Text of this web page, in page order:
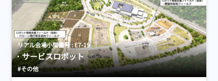
リアル会場小間番号 : E7-19
サービスロボット
#その他